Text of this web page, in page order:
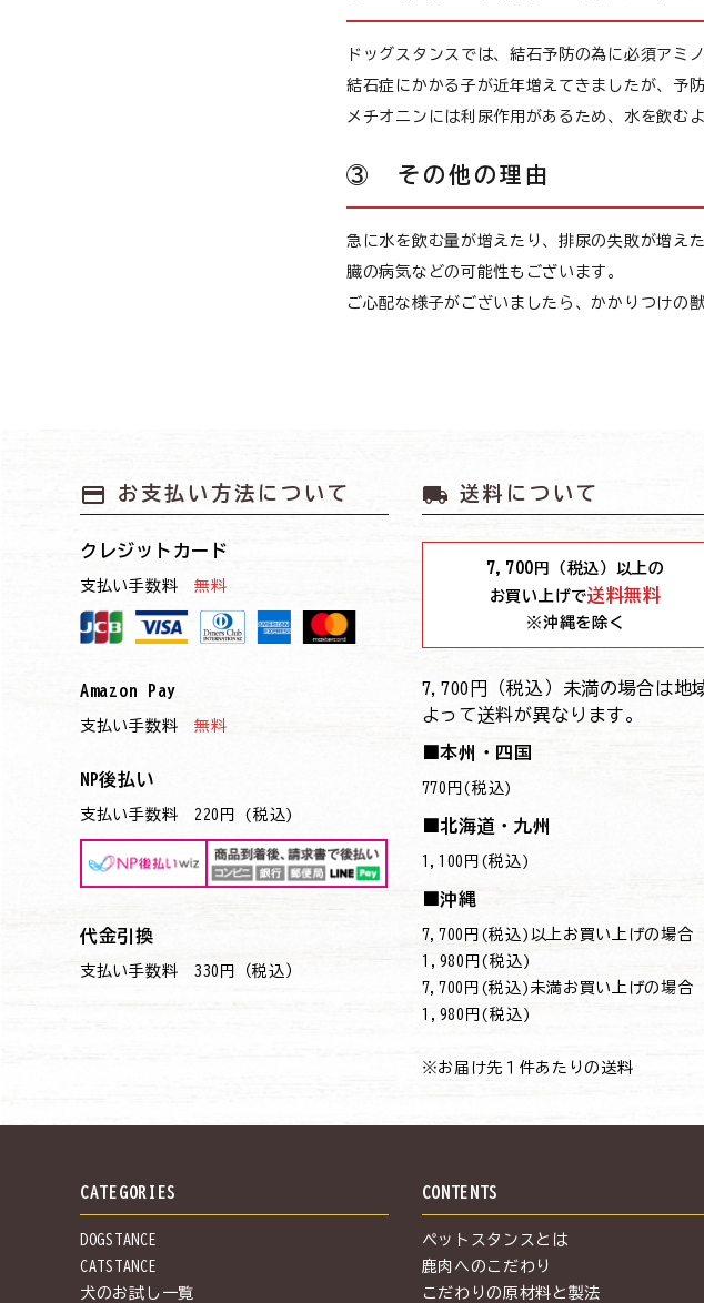
ドッグスタンスでは、結石予防の為に必須アミ
結石症にかかる子が近年増えてきましたが、予
メチオニンには利尿作用があるため、水を飲む
③ その他の理由
急に水を飲む量が増えたり、排尿の失敗が増え
臓の病気などの可能性もございます。
ご心配な様子がございましたら、かかりつけの
payment お支払い方法について
クレジットカード
支払い手数料 無料
Amazon Pay
支払い手数料 無料
NP後払い
支払い手数料 220円 (税込)
代金引換
支払い手数料 330円（税込）
local_shipping 送料について
7,700 円（税込）以上の
お買い上げで送料無料
※沖縄を除く
7,700円（税込）未満の場合は地
よって送料が異なります。
■本州・四国
770円(税込)
■北海道・九州
1,100円(税込)
■沖縄
7,700円(税込)以上お買い上げの場合
→1,980円(税込)
7,700円(税込)未満お買い上げの場合
→1,980円(税込)
※お届け先１件あたりの送料
CATEGORIES
DOGSTANCE
CATSTANCE
犬のお試し一覧
CONTENTS
ペットスタンスとは
鹿肉へのこだわり
こだわりの原材料と製法